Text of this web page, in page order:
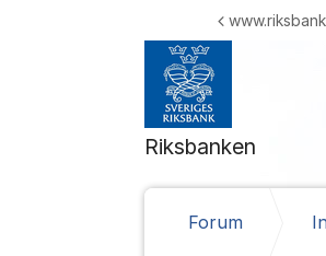
Riksbanken
Forum